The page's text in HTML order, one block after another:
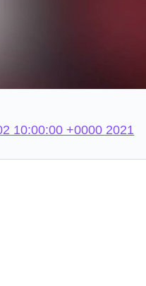
10:00:00 +0000 2021